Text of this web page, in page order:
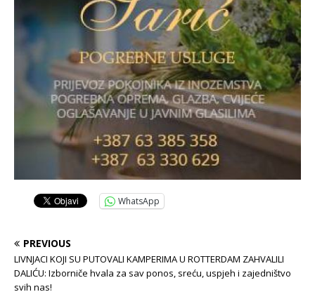
WhatsApp
PREVIOUS
LIVNJACI KOJI SU PUTOVALI KAMPERIMA U ROTTERDAM ZAHVALILI
DALIĆU: Izborniče hvala za sav ponos, sreću, uspjeh i zajedništvo
svih nas!